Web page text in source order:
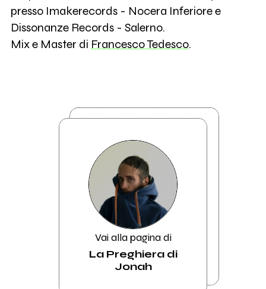
presso Imakerecords - Nocera Inferiore e
Dissonanze Records - Salerno.
Mix e Master di Francesco Tedesco.
Vai alla pagina di
La Preghiera di
Jonah